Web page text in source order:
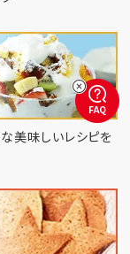
美味しいレシピを
FAQ